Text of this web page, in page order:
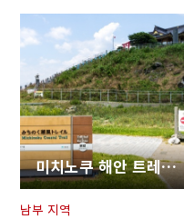
미치노쿠 해안 트레일(다네사시 해안 구간)
남부 지역